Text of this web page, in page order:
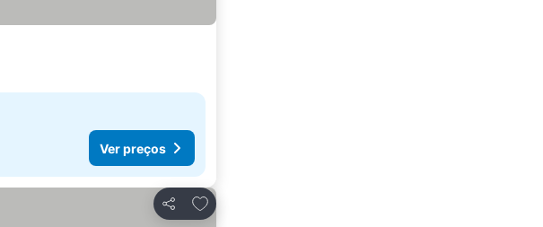
Ver preços
Partilhar
Adicionar aos favoritos